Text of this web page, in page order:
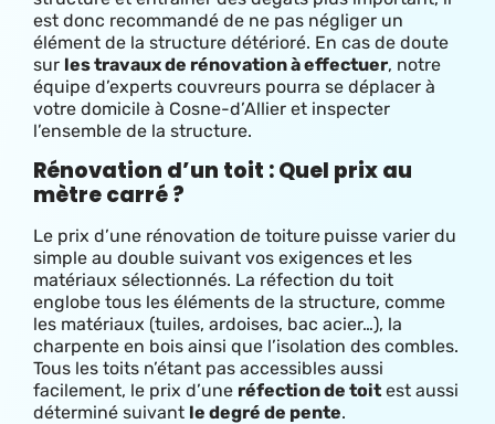
est donc recommandé de ne pas négliger un
élément de la structure détérioré. En cas de doute
sur les travaux de rénovation à effectuer, notre
équipe d’experts couvreurs pourra se déplacer à
votre domicile à Cosne-d’Allier et inspecter
l’ensemble de la structure.
Rénovation d’un toit : Quel prix au
mètre carré ?
Le prix d’une rénovation de toiture puisse varier du
simple au double suivant vos exigences et les
matériaux sélectionnés. La réfection du toit
englobe tous les éléments de la structure, comme
les matériaux (tuiles, ardoises, bac acier…), la
charpente en bois ainsi que l’isolation des combles.
Tous les toits n’étant pas accessibles aussi
facilement, le prix d’une réfection de toit est aussi
déterminé suivant le degré de pente.